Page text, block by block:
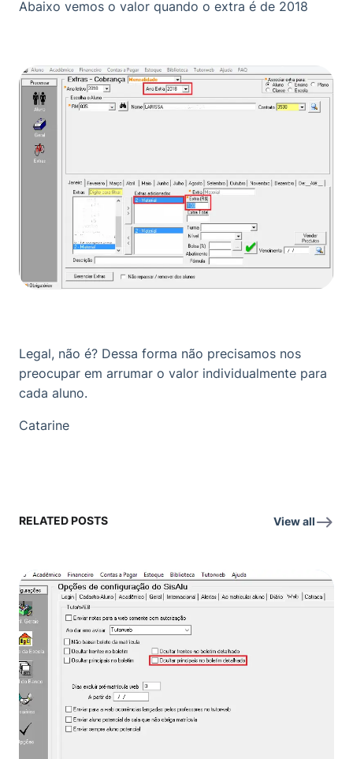
Abaixo vemos o valor quando o extra é de 2018
Legal, não é? Dessa forma não precisamos nos
preocupar em arrumar o valor individualmente para
cada aluno.
Catarine
RELATED POSTS View all